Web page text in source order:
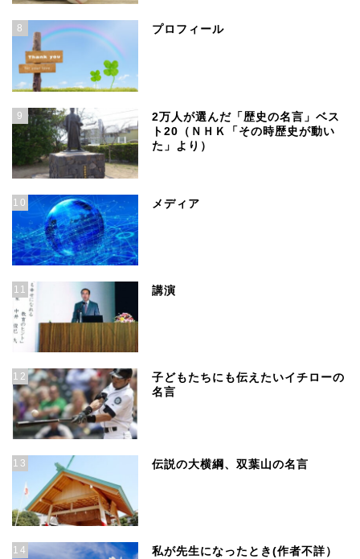
8 プロフィール
9
2万人が選んだ「歴史の名言」ベス
ト20（ＮＨＫ「その時歴史が動い
た」より）
10 メディア
11 講演
12
子どもたちにも伝えたいイチローの
名言
13 伝説の大横綱、双葉山の名言
14 私が先生になったとき(作者不詳）